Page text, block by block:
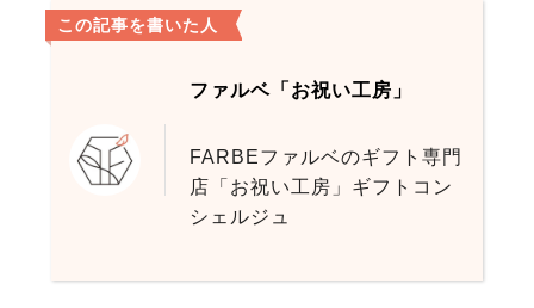
この記事を書いた人
ファルベ「お祝い工房」
FARBEファルベのギフト専門
店「お祝い工房」ギフトコン
シェルジュ